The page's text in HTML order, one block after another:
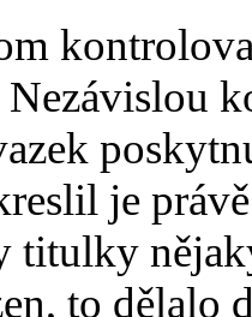
je
titulky
to dělalo